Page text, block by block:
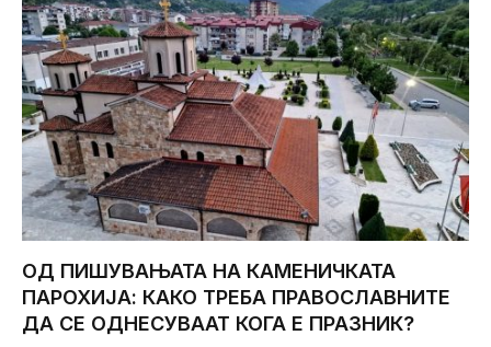
ОД ПИШУВАЊАТА НА КАМЕНИЧКАТА
ПАРОХИЈА: КАКО ТРЕБА ПРАВОСЛАВНИТЕ
ДА СЕ ОДНЕСУВААТ КОГА Е ПРАЗНИК?